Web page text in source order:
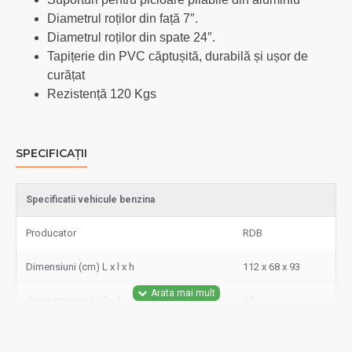
Diametrul roților din față 7″.
Diametrul roților din spate 24″.
Tapițerie din PVC căptușită, durabilă și ușor de
curățat
Rezistență 120 Kgs
SPECIFICAȚII
Specificatii vehicule benzina
Producator RDB
Dimensiuni (cm) L x l x h 112 x 68 x 93